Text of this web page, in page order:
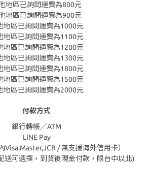
地區已詢問運費為800元
地區已詢問運費為900元
地區已詢問運費為1000元
地區已詢問運費為1100元
地區已詢問運費為1200元
地區已詢問運費為1300元
地區已詢問運費為1800元
地區已詢問運費為1500元
地區已詢問運費為2000元
付款方式
銀行轉帳／ATM
LINE Pay
Visa,Master,JCB / 無支援海外信用卡）
送可選擇，到貨後現金付款，限台中以北)